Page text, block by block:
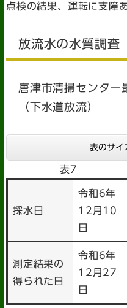
点検の結果、運転に支障
放流水の水質調査
唐津市清掃センター
（下水道放流）
表のサイ
表7
採水日
令和6年
12月10
日
測定結果の
得られた日
令和6年
12月27
日